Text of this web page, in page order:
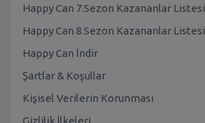
Happy Can 7.Sezon Kazananlar Listesi
Happy Can 8.Sezon Kazananlar Listesi
Happy Can İndir
Şartlar & Koşullar
Kişisel Verilerin Korunması